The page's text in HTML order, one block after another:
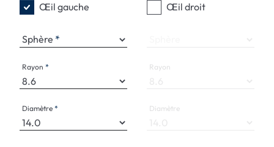
Œil gauche
Sphère
Rayon
Diamètre
Œil droit
Rayon
Diamètre